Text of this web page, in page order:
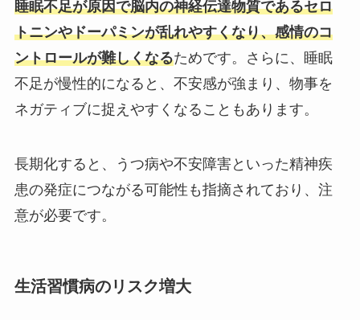
睡眠不足が原因で脳内の神経伝達物質であるセロ
トニンやドーパミンが乱れやすくなり、感情のコ
ントロールが難しくなるためです。さらに、睡眠
不足が慢性的になると、不安感が強まり、物事を
ネガティブに捉えやすくなることもあります。
長期化すると、うつ病や不安障害といった精神疾
患の発症につながる可能性も指摘されており、注
意が必要です。
生活習慣病のリスク増大